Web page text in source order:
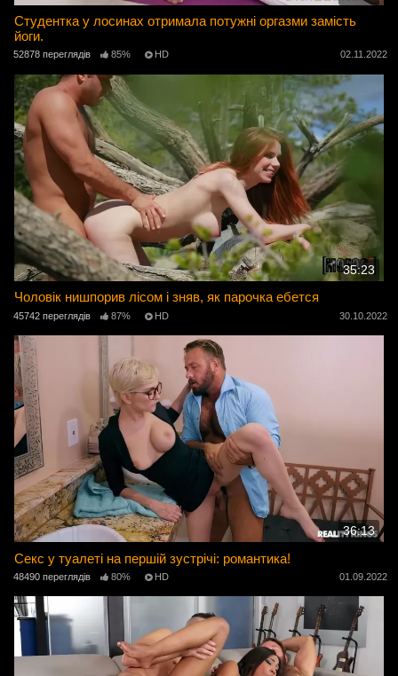
Студентка у лосинах отримала потужні оргазми замість
йоги.
52878 переглядів 85% HD 02.11.2022
35:23
Чоловік нишпорив лісом і зняв, як парочка ебется
45742 переглядів 87% HD 30.10.2022
36:13
Секс у туалеті на першій зустрічі: романтика!
48490 переглядів 80% HD 01.09.2022